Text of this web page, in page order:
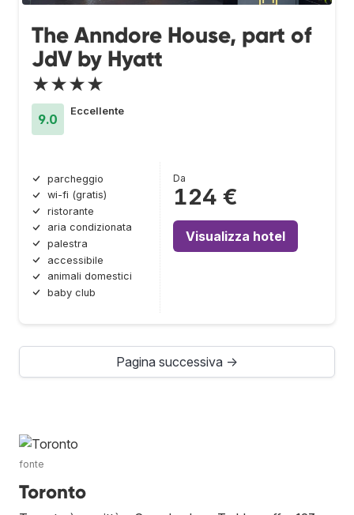
The Anndore House, part of
JdV by Hyatt
★★★★
9.0
Eccellente
parcheggio
wi-fi (gratis)
ristorante
aria condizionata
palestra
accessibile
animali domestici
baby club
Da
124 €
Visualizza hotel
Pagina successiva →
fonte
Toronto